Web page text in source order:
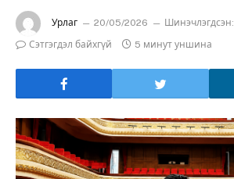
Урлаг 20/05/2026 Шинэчлэгдсэн:
Сэтгэгдэл байхгүй
5 минут уншина